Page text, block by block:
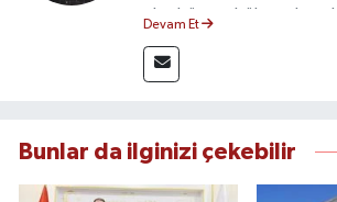
olmak üzere bölgesel ve
mezunu olan Tink,
doğruluk, tarafsızlık ve etik
Devam Et
Bunlar da ilginizi çekebilir